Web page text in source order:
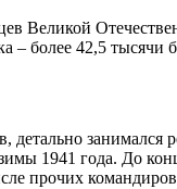
Великой
более 42,5 тысячи
1941 года. До
прочих